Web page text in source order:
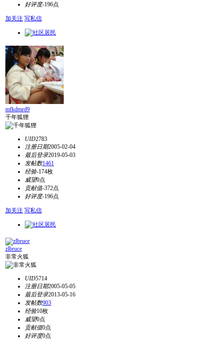
好评度-196点
加关注 写私信
mfkdmrd9
千年狐狸
UID2783
注册日期2005-02-04
最后登录2019-05-03
发帖数1461
经验-174枚
威望0点
贡献值-372点
好评度-196点
加关注 写私信
zlbruce
非常火狐
UID5714
注册日期2005-05-05
最后登录2013-05-16
发帖数903
经验10枚
威望0点
贡献值0点
好评度0点